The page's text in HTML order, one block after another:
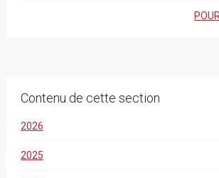
Contenu de cette section
2026
2025